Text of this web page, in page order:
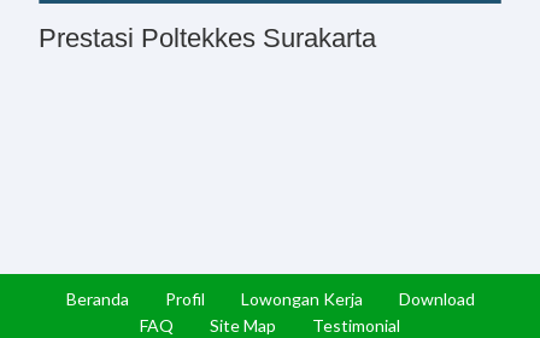
Prestasi Poltekkes Surakarta
Beranda Profil Lowongan Kerja
Download
FAQ
Site Map Testimonial